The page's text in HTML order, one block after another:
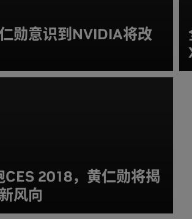
勋意识到NVIDIA将改
2018，黄仁勋将揭
风向